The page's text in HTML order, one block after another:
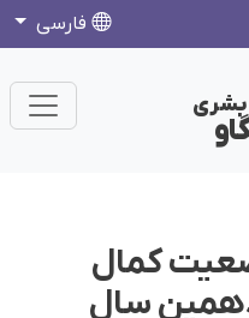
فارسی
کمال
سال